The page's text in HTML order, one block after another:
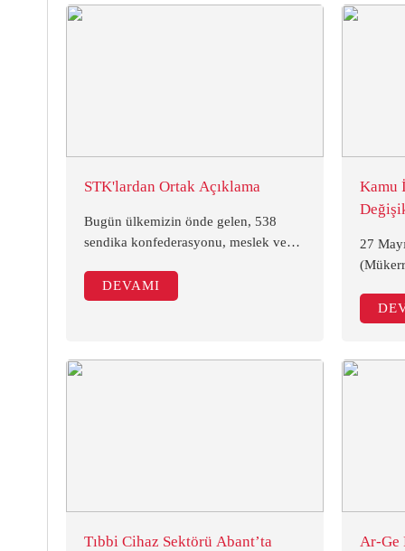
STK'lardan Ortak Açıklama
Bugün ülkemizin önde gelen, 538
sendika konfederasyonu, meslek ve
birlikte Türkiye Büyük Millet
Meclisi’ndeyiz.
DEVAMI
Kamu
27
Tıbbi Cihaz Sektörü Abant’ta
Ar-Ge